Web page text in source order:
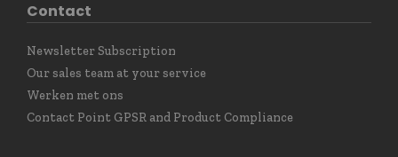
Contact
Newsletter Subscription
Our sales team at your service
Werken met ons
Contact Point GPSR and Product Compliance